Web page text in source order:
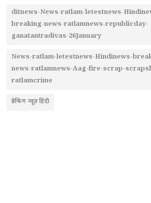
ditnews-News-ratlam-letestnews-
breaking-news-ratlamnews-republicday-
ganatantradivas-26January
News-ratlam-letestnews-Hindinews-
news-ratlamnews-Aag-fire-scrap-
ratlamcrime
ब्रेकिंग न्यूज़ हिंदी